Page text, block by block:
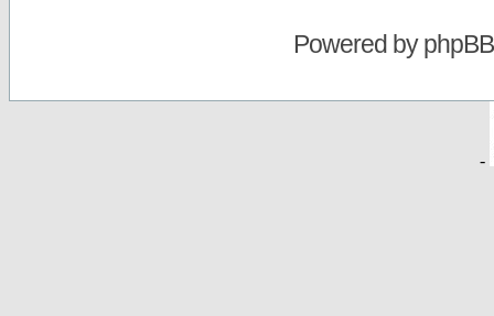
Powered byphpBB
-